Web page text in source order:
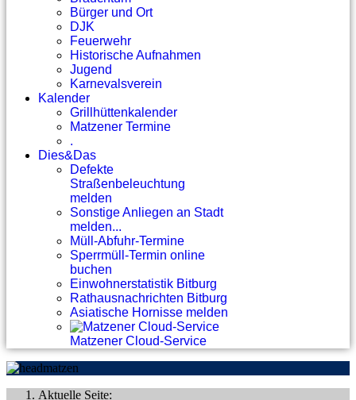
Bürger und Ort
DJK
Feuerwehr
Historische Aufnahmen
Jugend
Karnevalsverein
Kalender
Grillhüttenkalender
Matzener Termine
.
Dies&Das
Defekte
Straßenbeleuchtung
melden
Sonstige Anliegen an Stadt
melden...
Müll-Abfuhr-Termine
Sperrmüll-Termin online
buchen
Einwohnerstatistik Bitburg
Rathausnachrichten Bitburg
Asiatische Hornisse melden
Matzener Cloud-Service
Aktuelle Seite: